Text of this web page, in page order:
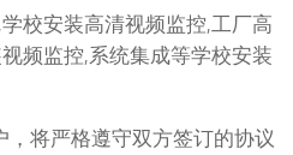
校安装高清视频监控,工厂高
频监控,系统集成等学校安装
将严格遵守双方签订的协议